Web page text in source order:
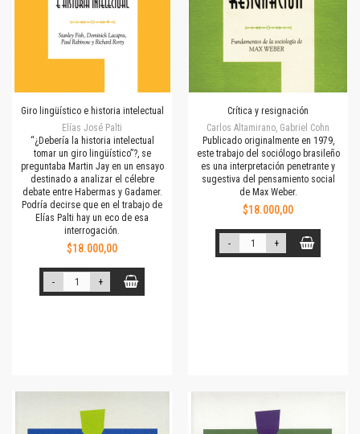
Giro lingüístico e historia intelectual
Elías José Palti
“¿Debería la historia intelectual
tomar un giro lingüístico”?, se
preguntaba Martin Jay en un ensayo
destinado a analizar el célebre
debate entre Habermas y Gadamer.
Podría decirse que en el trabajo de
Elías Palti hay un eco de esa
interrogación.
$18.000,00
- +
Crítica y resignación
Carlos Altamirano, Gabriel Cohn
Publicado originalmente en 1979,
este trabajo del sociólogo brasileño
es una interpretación penetrante y
sugestiva del pensamiento social
de Max Weber.
$18.000,00
- +